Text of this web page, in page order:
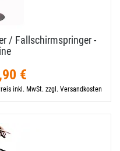
/ Fallschirmspringer -
€
inkl. MwSt. zzgl. Versandkosten